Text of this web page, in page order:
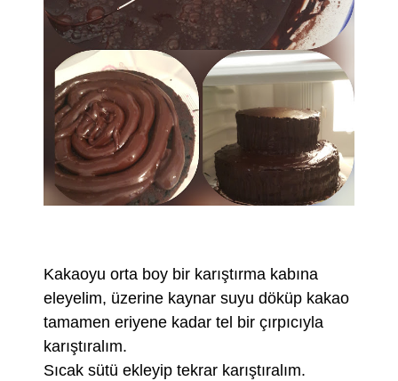
Kakaoyu orta boy bir karıştırma kabına
eleyelim, üzerine kaynar suyu döküp kakao
tamamen eriyene kadar tel bir çırpıcıyla
karıştıralım.
Sıcak sütü ekleyip tekrar karıştıralım.